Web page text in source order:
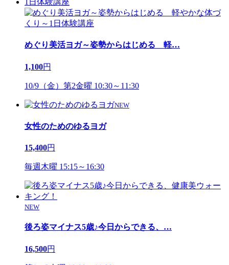
1日体験講座
めぐり美活ヨガ～姿勢からはじめる 軽…
1,100円
10/9（金）第2金曜 10:30～11:30
NEW
女性のためのゆるヨガ
15,400円
毎週木曜 15:15～16:30
NEW
後ろ姿マイナス5歳♪今日からできる、 …
16,500円